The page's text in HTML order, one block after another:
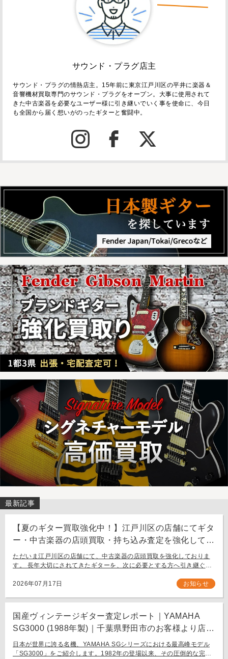
サウンド・プラグ店主
サウンド・プラグの情熱店主。15年前に東京江戸川区の平井に楽器＆
音響機材買取専門のサウンド・プラグをオープン。大事に使用されて
きた中古楽器を必要なユーザー様に引き継いでいく事を使命に、今日
も全国から届く想いがのったギターと奮闘中。
最新記事
【夏のギター買取強化中！】江戸川区の店舗にてギタ
ー・中古楽器の店頭買取・持ち込み査定を強化してお
ります。
ただいま江戸川区の店舗にて、中古楽器の店頭買取を強化しておりま
す。 長年大切にされてきたギターを、次に必要とする方へ引き継ぐお
ち込み査定も大歓迎です。
2026年07月17日 お知らせ
国産ヴィンテージギター査定レポート｜YAMAHA
SG3000 (1988年製)｜千葉県野田市のお客様より店舗
にて買取
日本が世界に誇る名機、YAMAHA SGシリーズにおける最高峰モデル
「SG3000」をご紹介します。1982年の登場以来、その圧倒的な完成